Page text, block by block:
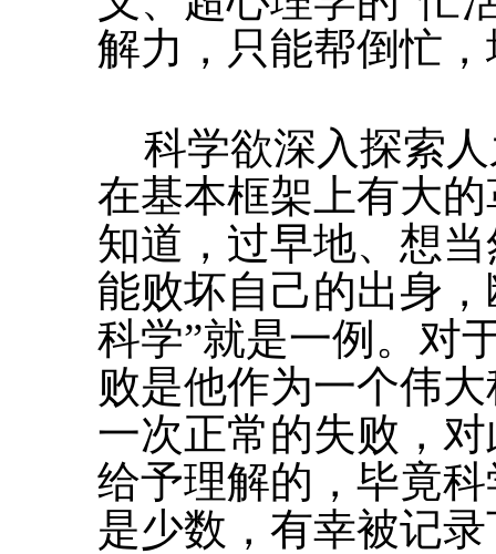
解力，只能帮倒忙
科学欲深入探索
在基本框架上有大
知道，过早地、想
能败坏自己的出身
科学”就是一例。对
败是他作为一个伟
一次正常的失败，
给予理解的，毕竟
是少数，有幸被记